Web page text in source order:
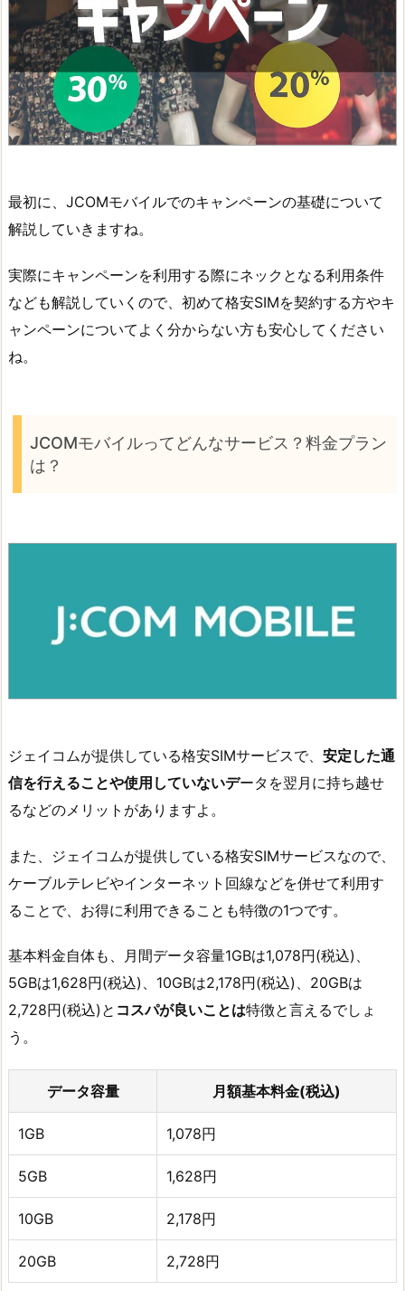
最初に、JCOMモバイルでのキャンペーンの基礎について
解説していきますね。
実際にキャンペーンを利用する際にネックとなる利用条件
なども解説していくので、初めて格安SIMを契約する方やキ
ャンペーンについてよく分からない方も安心してください
ね。
JCOMモバイルってどんなサービス？料金プラン
は？
ジェイコムが提供している格安SIMサービスで、 安定した通
信を行えることや使用していないデータを翌月に持ち越せ
るなどのメリットがありますよ。
また、ジェイコムが提供している格安SIMサービスなので、
ケーブルテレビやインターネット回線などを併せて利用す
ることで、お得に利用できることも特徴の1つです。
基本料金自体も、月間データ容量1GBは1,078円(税込)、
5GBは1,628円(税込)、10GBは2,178円(税込)、20GBは
2,728円(税込)と コスパが良いことは特徴と言えるでしょ
う。
データ容量 月額基本料金(税込)
1GB 1,078円
5GB 1,628円
10GB 2,178円
20GB 2,728円